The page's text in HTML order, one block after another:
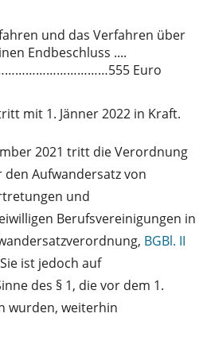
und das Verfahren über
Endbeschluss ....
Euro
mit 1. Jänner 2022 in Kraft.
2021 tritt die Verordnung
Aufwandersatz von
und
Berufsvereinigungen in
BGBl. II
ist jedoch auf
des § 1, die vor dem 1.
wurden, weiterhin